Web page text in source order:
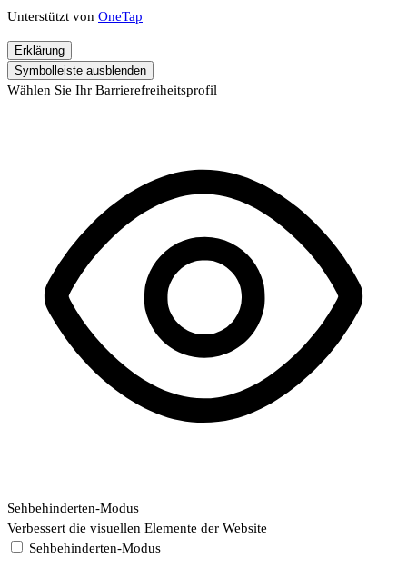
Unterstützt von OneTap
Erklärung
Symbolleiste ausblenden
Wählen Sie Ihr Barrierefreiheitsprofil
Sehbehinderten-Modus
Verbessert die visuellen Elemente der Website
Sehbehinderten-Modus